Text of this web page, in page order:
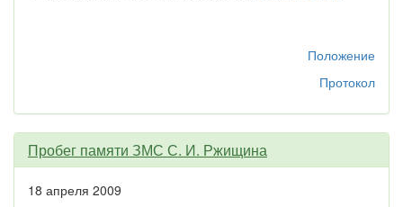
Положение
Протокол
Пробег памяти ЗМС С. И. Ржищина
18 апреля 2009